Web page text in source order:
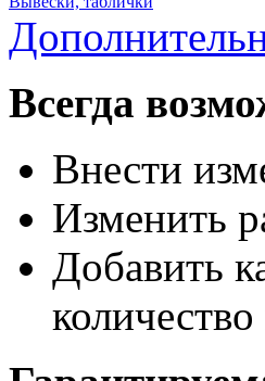
Всегда
Внести
Изменить
Добавить